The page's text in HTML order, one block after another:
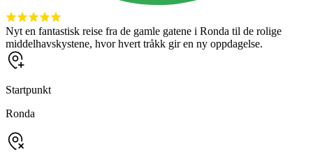
Nyt en fantastisk reise fra de gamle gatene i Ronda til de rolige
middelhavskystene, hvor hvert tråkk gir en ny oppdagelse.
Startpunkt
Ronda